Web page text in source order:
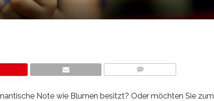
Note wie Blumen besitzt? Oder möchten Sie zum